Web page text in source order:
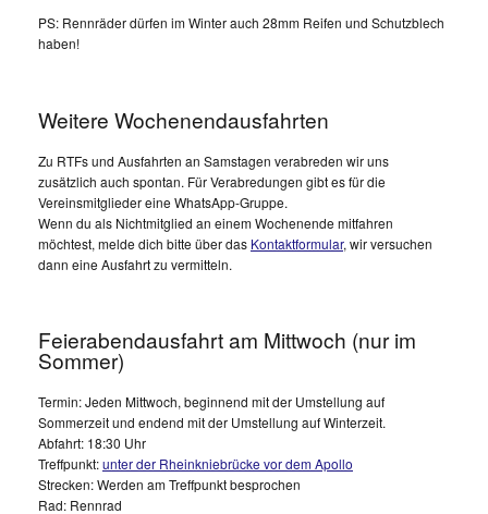
PS: Rennräder dürfen im Winter auch 28mm Reifen und Schutzblech
haben!
Weitere Wochenendausfahrten
Zu RTFs und Ausfahrten an Samstagen verabreden wir uns
zusätzlich auch spontan. Für Verabredungen gibt es für die
Vereinsmitglieder eine WhatsApp-Gruppe.
Wenn du als Nichtmitglied an einem Wochenende mitfahren
möchtest, melde dich bitte über das Kontaktformular, wir versuchen
dann eine Ausfahrt zu vermitteln.
Feierabendausfahrt am Mittwoch (nur im
Sommer)
Termin: Jeden Mittwoch, beginnend mit der Umstellung auf
Sommerzeit und endend mit der Umstellung auf Winterzeit.
Abfahrt: 18:30 Uhr
Treffpunkt:unter der Rheinkniebrücke vor dem Apollo
Strecken: Werden am Treffpunkt besprochen
Rad: Rennrad